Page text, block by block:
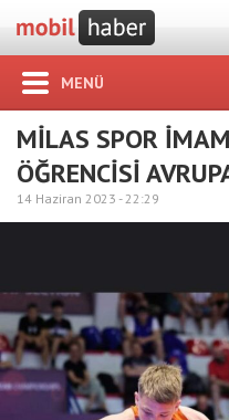
MENÜ
MİLAS SPOR
ÖĞRENCİSİ
14 Haziran 2023 -22:29